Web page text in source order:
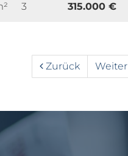
3 315.000 €
Zurück Weiter